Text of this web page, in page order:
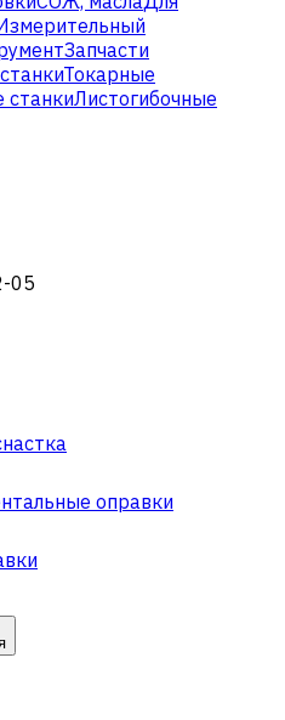
Запчасти
Токарные
станкиЛистогибочные
05
оправки